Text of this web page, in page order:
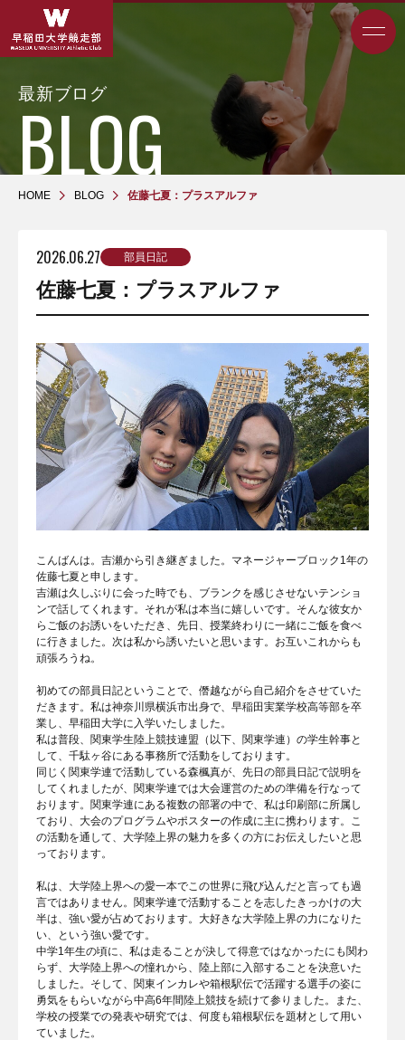
最新ブログ
HOME BLOG 佐藤七夏：プラスアルファ
2026.06.27 部員日記
佐藤七夏：プラスアルファ
こんばんは。吉瀬から引き継ぎました。マネージャーブロック1年の
佐藤七夏と申します。
吉瀬は久しぶりに会った時でも、ブランクを感じさせないテンショ
ンで話してくれます。それが私は本当に嬉しいです。そんな彼女か
らご飯のお誘いをいただき、先日、授業終わりに一緒にご飯を食べ
に行きました。次は私から誘いたいと思います。お互いこれからも
頑張ろうね。
初めての部員日記ということで、僭越ながら自己紹介をさせていた
だきます。私は神奈川県横浜市出身で、早稲田実業学校高等部を卒
業し、早稲田大学に入学いたしました。
私は普段、関東学生陸上競技連盟（以下、関東学連）の学生幹事と
して、千駄ヶ谷にある事務所で活動をしております。
同じく関東学連で活動している森楓真が、先日の部員日記で説明を
してくれましたが、関東学連では大会運営のための準備を行なって
おります。関東学連にある複数の部署の中で、私は印刷部に所属し
ており、大会のプログラムやポスターの作成に主に携わります。こ
の活動を通して、大学陸上界の魅力を多くの方にお伝えしたいと思
っております。
私は、大学陸上界への愛一本でこの世界に飛び込んだと言っても過
言ではありません。関東学連で活動することを志したきっかけの大
半は、強い愛が占めております。大好きな大学陸上界の力になりた
い、という強い愛です。
中学1年生の頃に、私は走ることが決して得意ではなかったにも関わ
らず、大学陸上界への憧れから、陸上部に入部することを決意いた
しました。そして、関東インカレや箱根駅伝で活躍する選手の姿に
勇気をもらいながら中高6年間陸上競技を続けて参りました。また、
学校の授業での発表や研究では、何度も箱根駅伝を題材として用い
ていました。